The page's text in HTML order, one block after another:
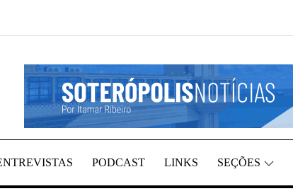
ITAMAR RIBEIRO
PODCAST LINKS SEÇÕES